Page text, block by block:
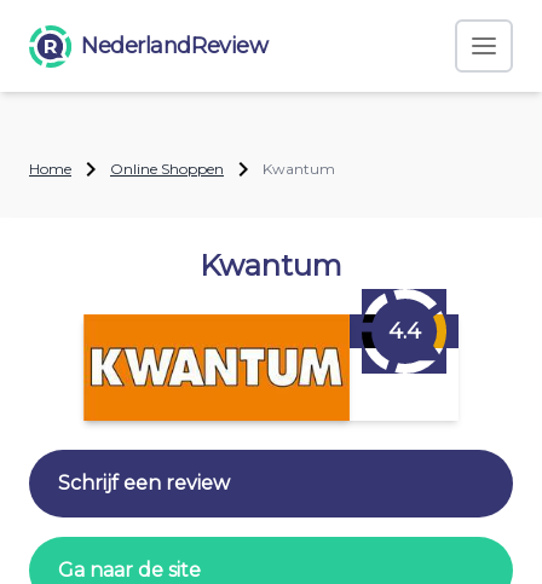
NederlandReview
Home Online Shoppen Kwantum
Kwantum
4.4
Schrijf een review
Ga naar de site